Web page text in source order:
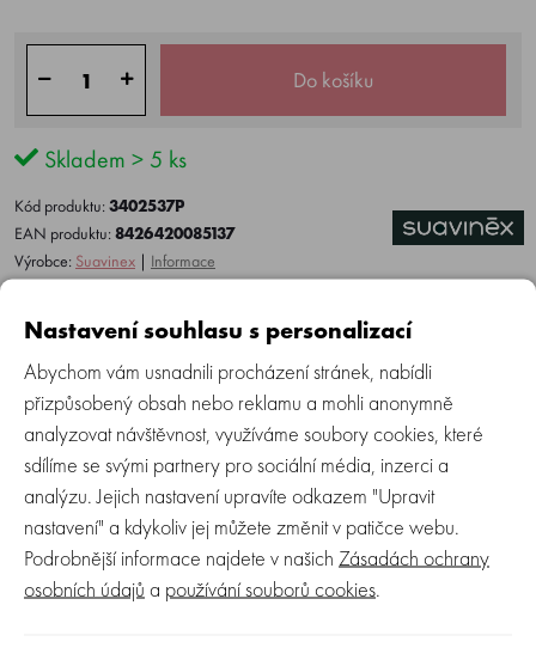
Do košíku
Skladem > 5 ks
Kód produktu:3402537P
EAN produktu:8426420085137
Výrobce: Suavinex | Informace
Více o produktu Recenze (0) Zeptejte se
VELKOOBCHODNÍ ODBĚR MOŽNÝ
POUZE DLE PODMÍNEK ZASLANÝCH
EMAILEM.
Exkluzivní kousky, které jste dosud neviděli! Kolekce
Nastavení souhlasu s personalizací
Abychom vám usnadnili procházení stránek, nabídli
přizpůsobený obsah nebo reklamu a mohli anonymně
analyzovat návštěvnost, využíváme soubory cookies, které
sdílíme se svými partnery pro sociální média, inzerci a
analýzu. Jejich nastavení upravíte odkazem "Upravit
nastavení" a kdykoliv jej můžete změnit v patičce webu.
Podrobnější informace najdete v našich Zásadách ochrany
osobních údajů a používání souborů cookies.